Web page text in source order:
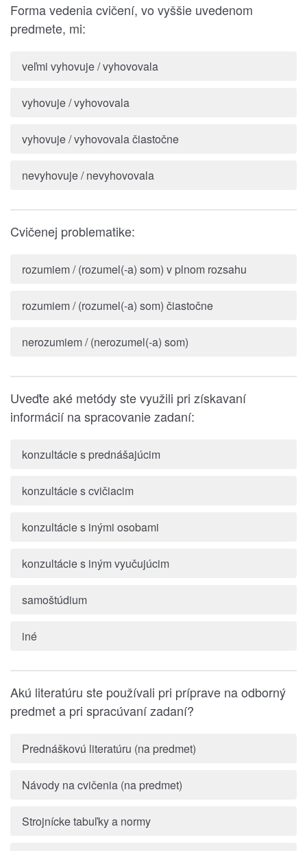
Forma vedenia cvičení, vo vyššie uvedenom
predmete, mi:
veľmi vyhovuje / vyhovovala
vyhovuje / vyhovovala
vyhovuje / vyhovovala čiastočne
nevyhovuje / nevyhovovala
Cvičenej problematike:
rozumiem / (rozumel(-a) som) v plnom rozsahu
rozumiem / (rozumel(-a) som) čiastočne
nerozumiem / (nerozumel(-a) som)
Uveďte aké metódy ste využili pri získavaní
informácií na spracovanie zadaní:
konzultácie s prednášajúcim
konzultácie s cvičiacim
konzultácie s inými osobami
konzultácie s iným vyučujúcim
samoštúdium
iné
Akú literatúru ste používali pri príprave na odborný
predmet a pri spracúvaní zadaní?
Prednáškovú literatúru (na predmet)
Návody na cvičenia (na predmet)
Strojnícke tabuľky a normy